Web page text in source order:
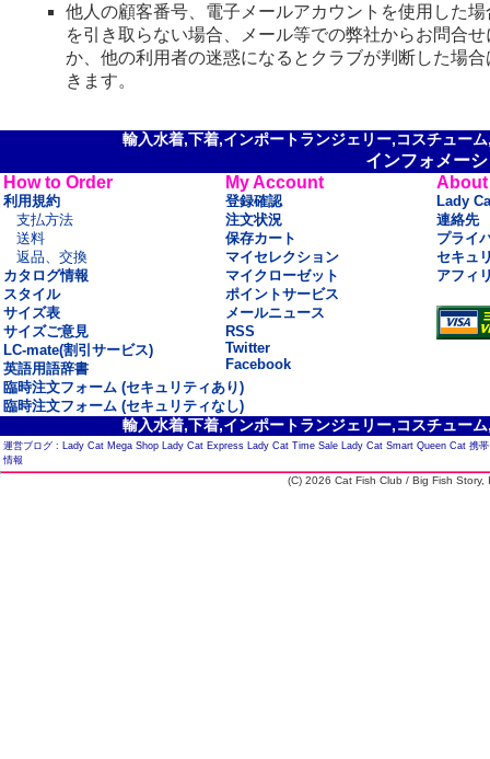
他人の顧客番号、電子メールアカウントを使用した
を引き取らない場合、メール等での弊社からお問合
か、他の利用者の迷惑になるとクラブが判断した場
きます。
輸入水着,下着,インポートランジェリー,コスチュー
インフォメー
How to Order
利用規約
支払方法
送料
返品、交換
カタログ情報
スタイル
サイズ表
サイズご意見
LC-mate(割引サービス)
英語用語辞書
My Account
登録確認
注文状況
保存カート
マイセレクション
マイクローゼット
ポイントサービス
メールニュース
RSS
Twitter
Facebook
About
Lady
連絡先
プライ
セキュ
アフィ
臨時注文フォーム (セキュリティあり)
臨時注文フォーム (セキュリティなし)
輸入水着,下着,インポートランジェリー,コスチュー
運営ブログ : Lady Cat Mega Shop Lady Cat Express Lady Cat Time Sale Lady Cat Smart Queen Cat 携
情報
(C) 2026 Cat Fish Club / Big Fish Story,